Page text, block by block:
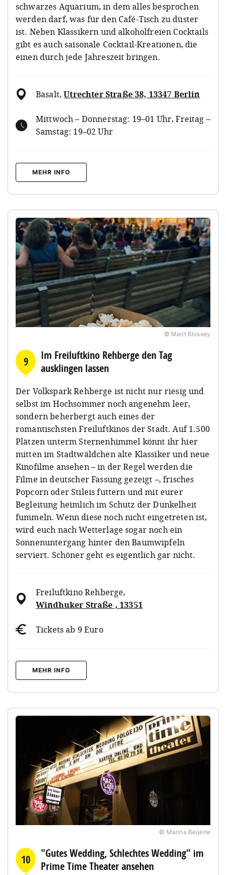
schwarzes Aquarium, in dem alles besprochen
werden darf, was für den Café-Tisch zu düster
ist. Neben Klassikern und alkoholfreien Cocktails
gibt es auch saisonale Cocktail-Kreationen, die
einen durch jede Jahreszeit bringen.
Basalt,Utrechter Straße 38, 13347 Berlin
Mittwoch – Donnerstag: 19–01 Uhr, Freitag –
Samstag: 19–02 Uhr
MEHR INFO
© Marit Blossey
9
Im Freiluftkino Rehberge den Tag
ausklingen lassen
Der Volkspark Rehberge ist nicht nur riesig und
selbst im Hochsommer noch angenehm leer,
sondern beherbergt auch eines der
romantischsten Freiluftkinos der Stadt. Auf 1.500
Plätzen unterm Sternenhimmel könnt ihr hier
mitten im Stadtwäldchen alte Klassiker und neue
Kinofilme ansehen – in der Regel werden die
Filme in deutscher Fassung gezeigt –, frisches
Popcorn oder Stileis futtern und mit eurer
Begleitung heimlich im Schutz der Dunkelheit
fummeln. Wenn diese noch nicht eingetreten ist,
wird euch nach Wetterlage sogar noch ein
Sonnenuntergang hinter den Baumwipfeln
serviert. Schöner geht es eigentlich gar nicht.
Freiluftkino Rehberge,
Windhuker Straße , 13351
Tickets ab 9 Euro
MEHR INFO
© Marina Beuerle
10
"Gutes Wedding, Schlechtes Wedding" im
Prime Time Theater ansehen